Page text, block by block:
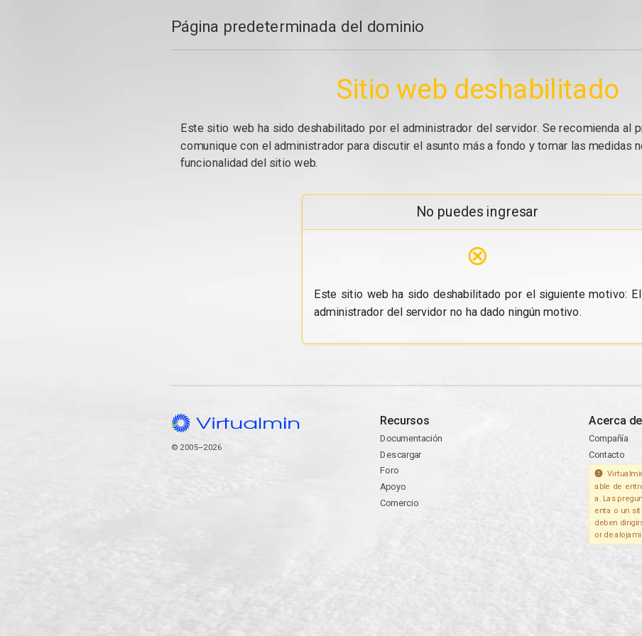
Página predeterminada del dominio
Sitio web deshabilitado
Este sitio web ha sido deshabilitado por el administrador del servidor. Se recomienda al
comunique con el administrador para discutir el asunto más a fondo y tomar las medidas
funcionalidad del sitio web.
No puedes ingresar
⊗
Este sitio web ha sido deshabilitado por el siguiente motivo: El
administrador del servidor no ha dado ningún motivo.
© 2005–2026
Recursos
Documentación
Descargar
Foro
Apoyo
Comercio
Acerca de
Compañía
Contacto
able de
a. Las
enta o un
deben
or de